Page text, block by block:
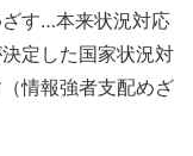
す…本来状況対応
定した国家状況対
情報強者支配めざ